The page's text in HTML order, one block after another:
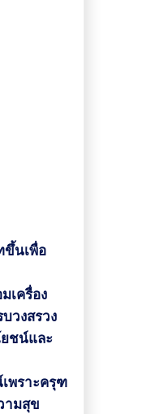
นเพื่อ
เครื่อง
วงสรวง
ยชน์และ
พราะครุฑ
ามสุข